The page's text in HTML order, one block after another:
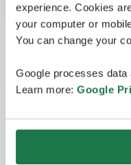
experience. Cookies
your computer or
You can change your
Google processes
Learn more: Google